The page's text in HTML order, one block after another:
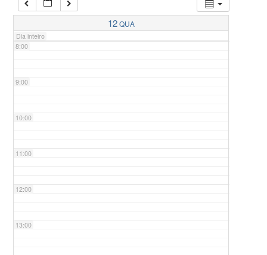
12QUA
Dia inteiro
7:00
8:00
9:00
10:00
11:00
12:00
13:00